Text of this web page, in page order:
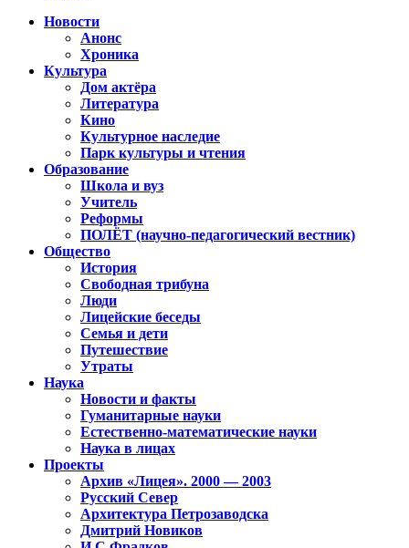
Новости
Анонс
Хроника
Культура
Дом актёра
Литература
Кино
Культурное наследие
Парк культуры и чтения
Образование
Школа и вуз
Учитель
Реформы
ПОЛЁТ (научно-педагогический вестник)
Общество
История
Свободная трибуна
Люди
Лицейские беседы
Семья и дети
Путешествие
Утраты
Наука
Новости и факты
Гуманитарные науки
Естественно-математические науки
Наука в лицах
Проекты
Архив «Лицея». 2000 — 2003
Русский Север
Архитектура Петрозаводска
Дмитрий Новиков